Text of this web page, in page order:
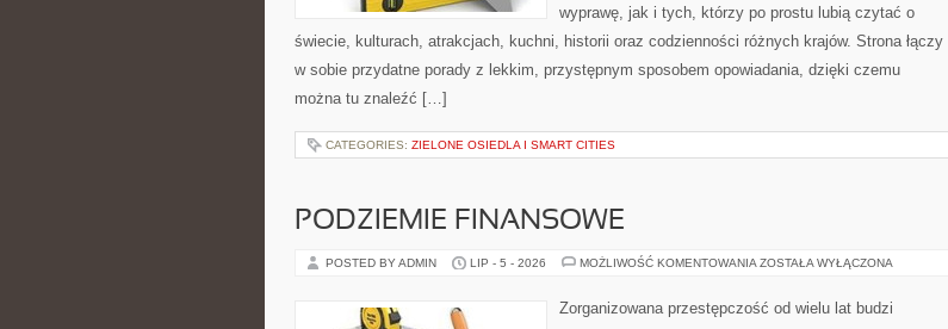
wyprawę, jak i tych, którzy po prostu lubią czytać o
świecie, kulturach, atrakcjach, kuchni, historii oraz codzienności różnych krajów. Strona łączy
w sobie przydatne porady z lekkim, przystępnym sposobem opowiadania, dzięki czemu
można tu znaleźć […]
CATEGORIES: ZIELONE OSIEDLA I SMART CITIES
PODZIEMIE FINANSOWE
POSTED BY ADMIN LIP - 5 - 2026 MOŻLIWOŚĆ KOMENTOWANIA PODZIEMIE
ZOSTAŁA WYŁĄCZONA
Zorganizowana przestępczość od wielu lat budzi